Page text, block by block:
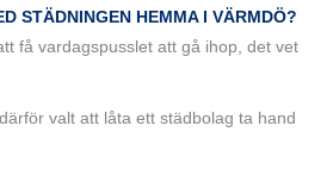
STÄDNINGEN HEMMA I VÄRMDÖ?
få vardagspusslet att gå ihop, det vet
valt att låta ett städbolag ta hand